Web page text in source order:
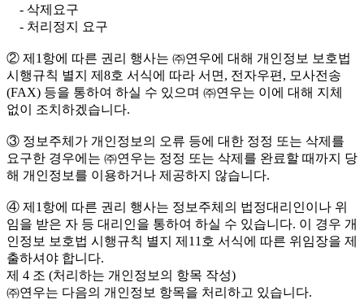
- 삭제요구
- 처리정지 요구
② 제1항에 따른 권리 행사는 ㈜연우에 대해 개인정보 보호법
시행규칙 별지 제8호 서식에 따라 서면, 전자우편, 모사전송
(FAX) 등을 통하여 하실 수 있으며 ㈜연우는 이에 대해 지체
없이 조치하겠습니다.
③ 정보주체가 개인정보의 오류 등에 대한 정정 또는 삭제를
요구한 경우에는 ㈜연우는 정정 또는 삭제를 완료할 때까지 당
해 개인정보를 이용하거나 제공하지 않습니다.
④ 제1항에 따른 권리 행사는 정보주체의 법정대리인이나 위
임을 받은 자 등 대리인을 통하여 하실 수 있습니다. 이 경우 개
인정보 보호법 시행규칙 별지 제11호 서식에 따른 위임장을 제
출하셔야 합니다.
제 4 조 (처리하는 개인정보의 항목 작성)
㈜연우는 다음의 개인정보 항목을 처리하고 있습니다.